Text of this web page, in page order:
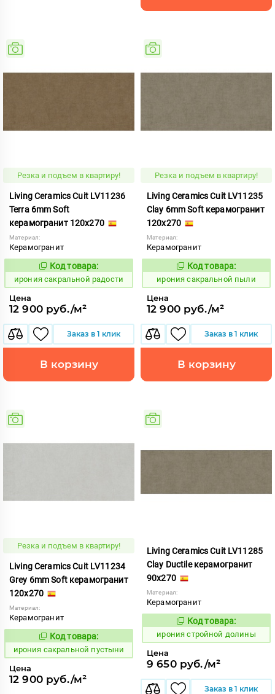
Резка и подъем в квартиру!
Living Ceramics Cuit LV11236
Terra 6mm Soft
керамогранит 120x270
Материал:
Керамогранит
1103827
Код товара:
ирония сакральной радости
Цена
12 900 руб./м²
Заказ в 1 клик
В корзину
Резка и подъем в квартиру!
Living Ceramics Cuit LV11235
Clay 6mm Soft керамогранит
120x270
Материал:
Керамогранит
1103826
Код товара:
ирония сакральной пыли
Цена
12 900 руб./м²
Заказ в 1 клик
В корзину
Резка и подъем в квартиру!
Living Ceramics Cuit LV11234
Grey 6mm Soft керамогранит
120x270
Материал:
Керамогранит
1103825
Код товара:
ирония сакральной пустыни
Цена
12 900 руб./м²
Living Ceramics Cuit LV11285
Clay Ductile керамогранит
90x270
Материал:
Керамогранит
1104896
Код товара:
ирония стройной долины
Цена
9 650 руб./м²
Заказ в 1 клик